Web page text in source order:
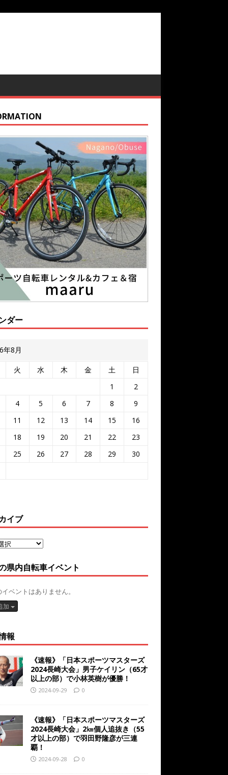
ダー
年8月
火 水 木 金 土
日
1
2
4
5 6 7 8
9
11
12 13 14 15
16
18
19 20 21 22
23
25
26 27 28 29 30
イブ
県内自転車イベント
ベントはありません。
加
報
《速報》「日本スポーツマスターズ
2024長崎大会」男子ケイリン（65才
以上の部）で小林英樹が優勝！
2024-09-29 0
《速報》「日本スポーツマスターズ
2024長崎大会」2㎞個人追抜き（55
才以上の部）で羽田野隆彦が三連
覇！
2024-09-28 0